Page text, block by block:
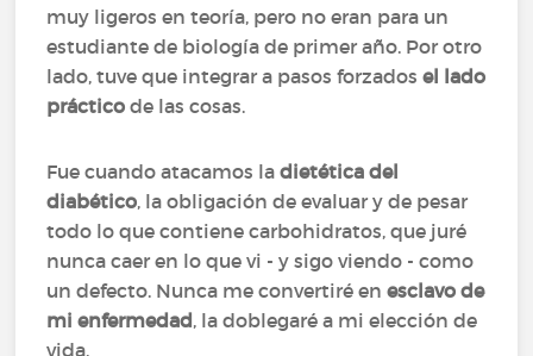
muy ligeros en teoría, pero no eran para un
estudiante de biología de primer año. Por otro
lado, tuve que integrar a pasos forzadosel lado
práctico de las cosas.
Fue cuando atacamos la dietética del
diabético, la obligación de evaluar y de pesar
todo lo que contiene carbohidratos, que juré
nunca caer en lo que vi - y sigo viendo - como
un defecto. Nunca me convertiré enesclavo de
mi enfermedad, la doblegaré a mi elección de
vida.